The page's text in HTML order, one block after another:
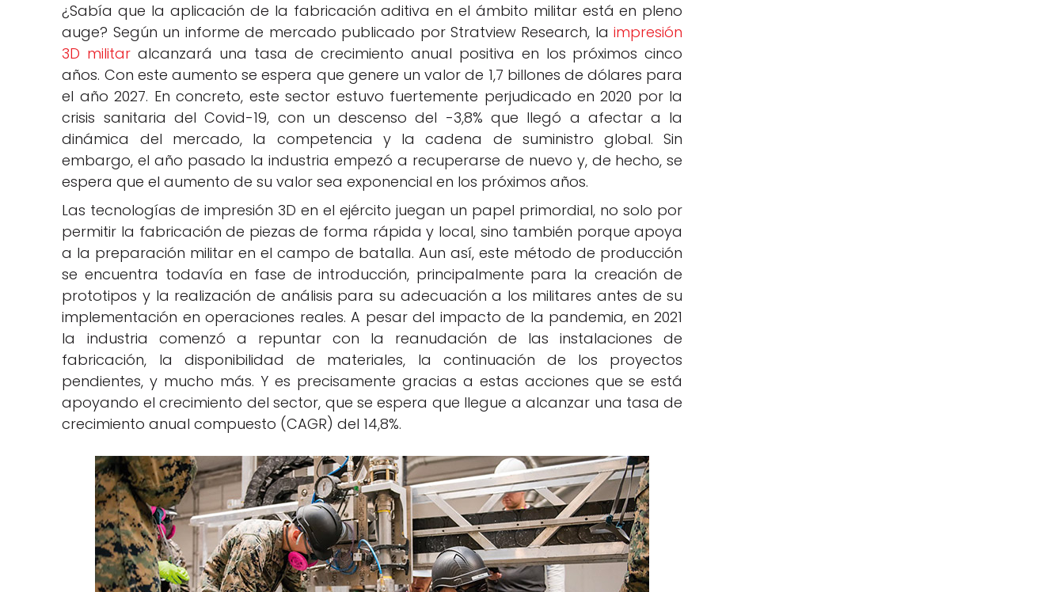
¿Sabía que la aplicación de la fabricación aditiva en el ámbito militar está en pleno
auge? Según un informe de mercado publicado por Stratview Research, laimpresión
3D militar alcanzará una tasa de crecimiento anual positiva en los próximos cinco
años. Con este aumento se espera que genere un valor de 1,7 billones de dólares para
el año 2027. En concreto, este sector estuvo fuertemente perjudicado en 2020 por la
crisis sanitaria del Covid-19, con un descenso del -3,8% que llegó a afectar a la
dinámica del mercado, la competencia y la cadena de suministro global. Sin
embargo, el año pasado la industria empezó a recuperarse de nuevo y, de hecho, se
espera que el aumento de su valor sea exponencial en los próximos años.
Las tecnologías de impresión 3D en el ejército juegan un papel primordial, no solo por
permitir la fabricación de piezas de forma rápida y local, sino también porque apoya
a la preparación militar en el campo de batalla. Aun así, este método de producción
se encuentra todavía en fase de introducción, principalmente para la creación de
prototipos y la realización de análisis para su adecuación a los militares antes de su
implementación en operaciones reales. A pesar del impacto de la pandemia, en 2021
la industria comenzó a repuntar con la reanudación de las instalaciones de
fabricación, la disponibilidad de materiales, la continuación de los proyectos
pendientes, y mucho más. Y es precisamente gracias a estas acciones que se está
apoyando el crecimiento del sector, que se espera que llegue a alcanzar una tasa de
crecimiento anual compuesto (CAGR) del 14,8%.